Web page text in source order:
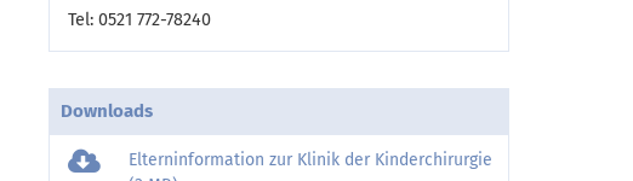
Tel: 0521 772-78240
Downloads
Elterninformation zur Klinik der Kinderchirurgie